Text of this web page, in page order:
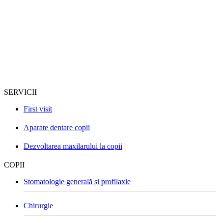
SERVICII
First visit
Aparate dentare copii
Dezvoltarea maxilarului la copii
COPII
Stomatologie generală și profilaxie
Chirurgie